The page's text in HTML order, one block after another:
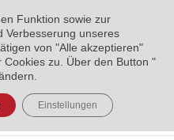
УКРАЇНСЬКА
Funktion sowie zur
Verbesserung unseres
von "Alle akzeptieren"
zu. Über den Button "
Einstellungen